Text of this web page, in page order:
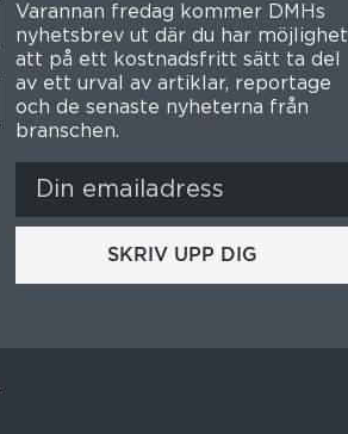
Varannan fredag kommer DMHs
nyhetsbrev ut där du har möjlighet
att på ett kostnadsfritt sätt ta del
av ett urval av artiklar, reportage
och de senaste nyheterna från
branschen.
SKRIV UPP DIG